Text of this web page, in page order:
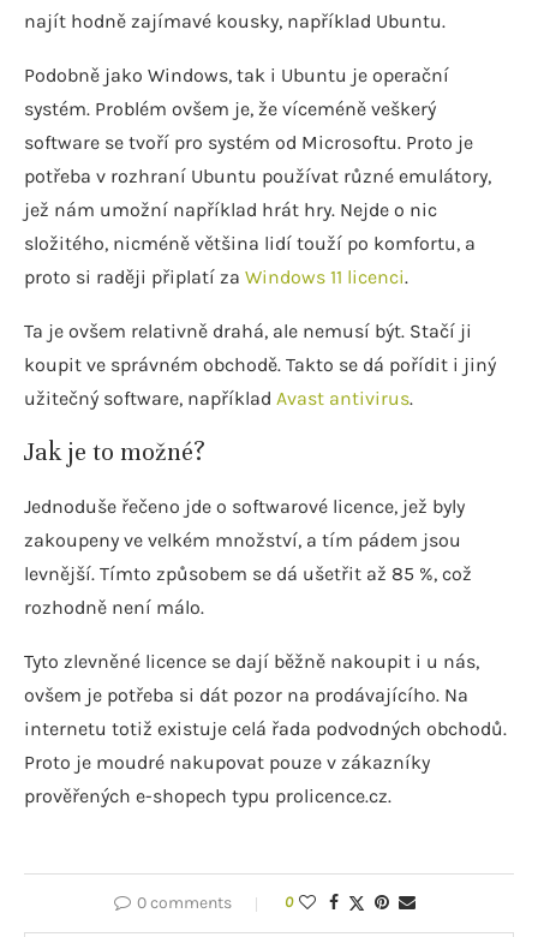
najít hodně zajímavé kousky, například Ubuntu.
Podobně jako Windows, tak i Ubuntu je operační
systém. Problém ovšem je, že víceméně veškerý
software se tvoří pro systém od Microsoftu. Proto je
potřeba v rozhraní Ubuntu používat různé emulátory,
jež nám umožní například hrát hry. Nejde o nic
složitého, nicméně většina lidí touží po komfortu, a
proto si raději připlatí za Windows 11 licenci.
Ta je ovšem relativně drahá, ale nemusí být. Stačí ji
koupit ve správném obchodě. Takto se dá pořídit i jiný
užitečný software, například Avast antivirus.
Jak je to možné?
Jednoduše řečeno jde o softwarové licence, jež byly
zakoupeny ve velkém množství, a tím pádem jsou
levnější. Tímto způsobem se dá ušetřit až 85 %, což
rozhodně není málo.
Tyto zlevněné licence se dají běžně nakoupit i u nás,
ovšem je potřeba si dát pozor na prodávajícího. Na
internetu totiž existuje celá řada podvodných obchodů.
Proto je moudré nakupovat pouze v zákazníky
prověřených e-shopech typu prolicence.cz.
0 comments 0